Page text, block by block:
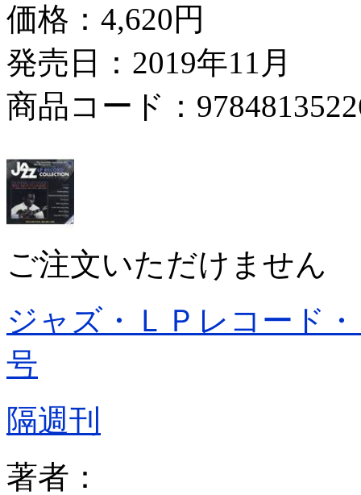
価格： 4,620円
発売日：2019年11月
商品コード：
ご注文いただけません
ジャズ・ＬＰレコード
号
隔週刊
著者：